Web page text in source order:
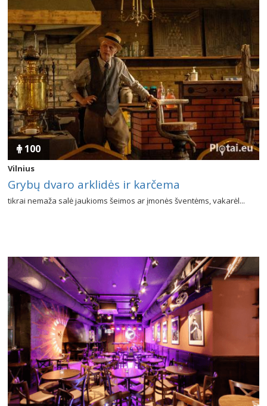
100
Vilnius
Grybų dvaro arklidės ir karčema
tikrai nemaža salė jaukioms šeimos ar įmonės šventėms, vakarėl...